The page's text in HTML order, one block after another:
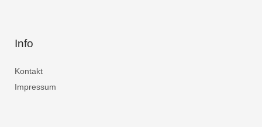
Info
Kontakt
Impressum